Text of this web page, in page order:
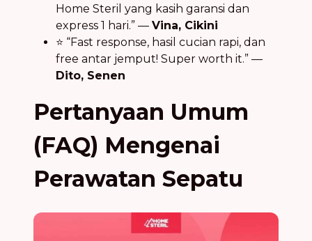
Home Steril yang kasih garansi dan
express 1 hari.” — Vina, Cikini
⭐ “Fast response, hasil cucian rapi, dan
free antar jemput! Super worth it.” —
Dito, Senen
Pertanyaan Umum
(FAQ) Mengenai
Perawatan Sepatu